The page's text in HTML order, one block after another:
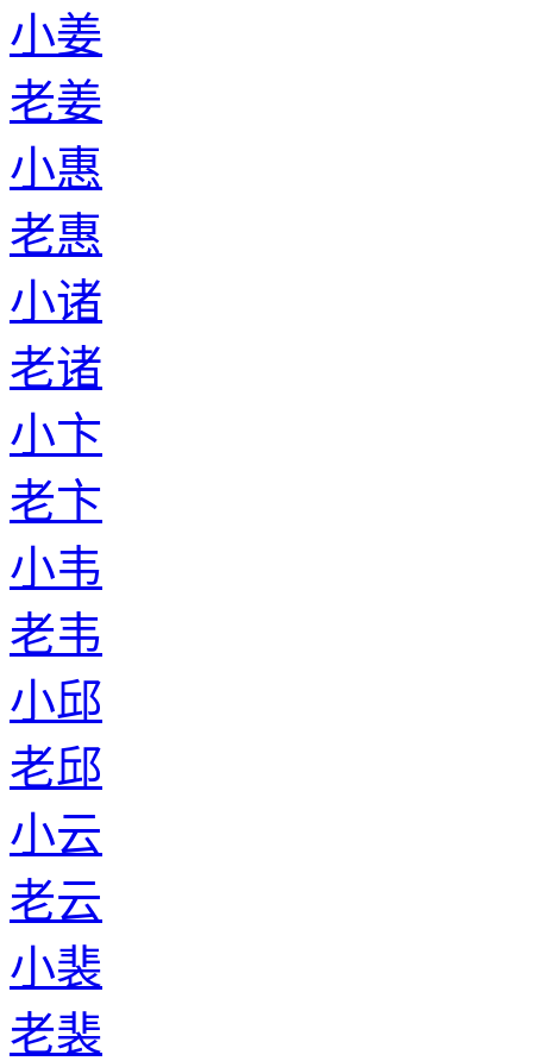
小姜
老姜
小惠
老惠
小诸
老诸
小卞
老卞
小韦
老韦
小邱
老邱
小云
老云
小裴
老裴